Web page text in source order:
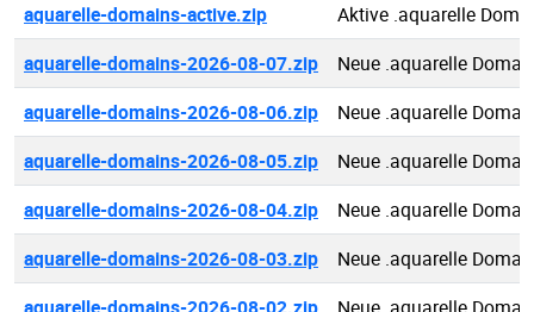
aquarelle-domains-active.zip
Aktive .aquarelle
aquarelle-domains-2026-08-07.zip
Neue .aquarelle
aquarelle-domains-2026-08-06.zip
Neue .aquarelle
aquarelle-domains-2026-08-05.zip
Neue .aquarelle
aquarelle-domains-2026-08-04.zip
Neue .aquarelle
aquarelle-domains-2026-08-03.zip
Neue .aquarelle